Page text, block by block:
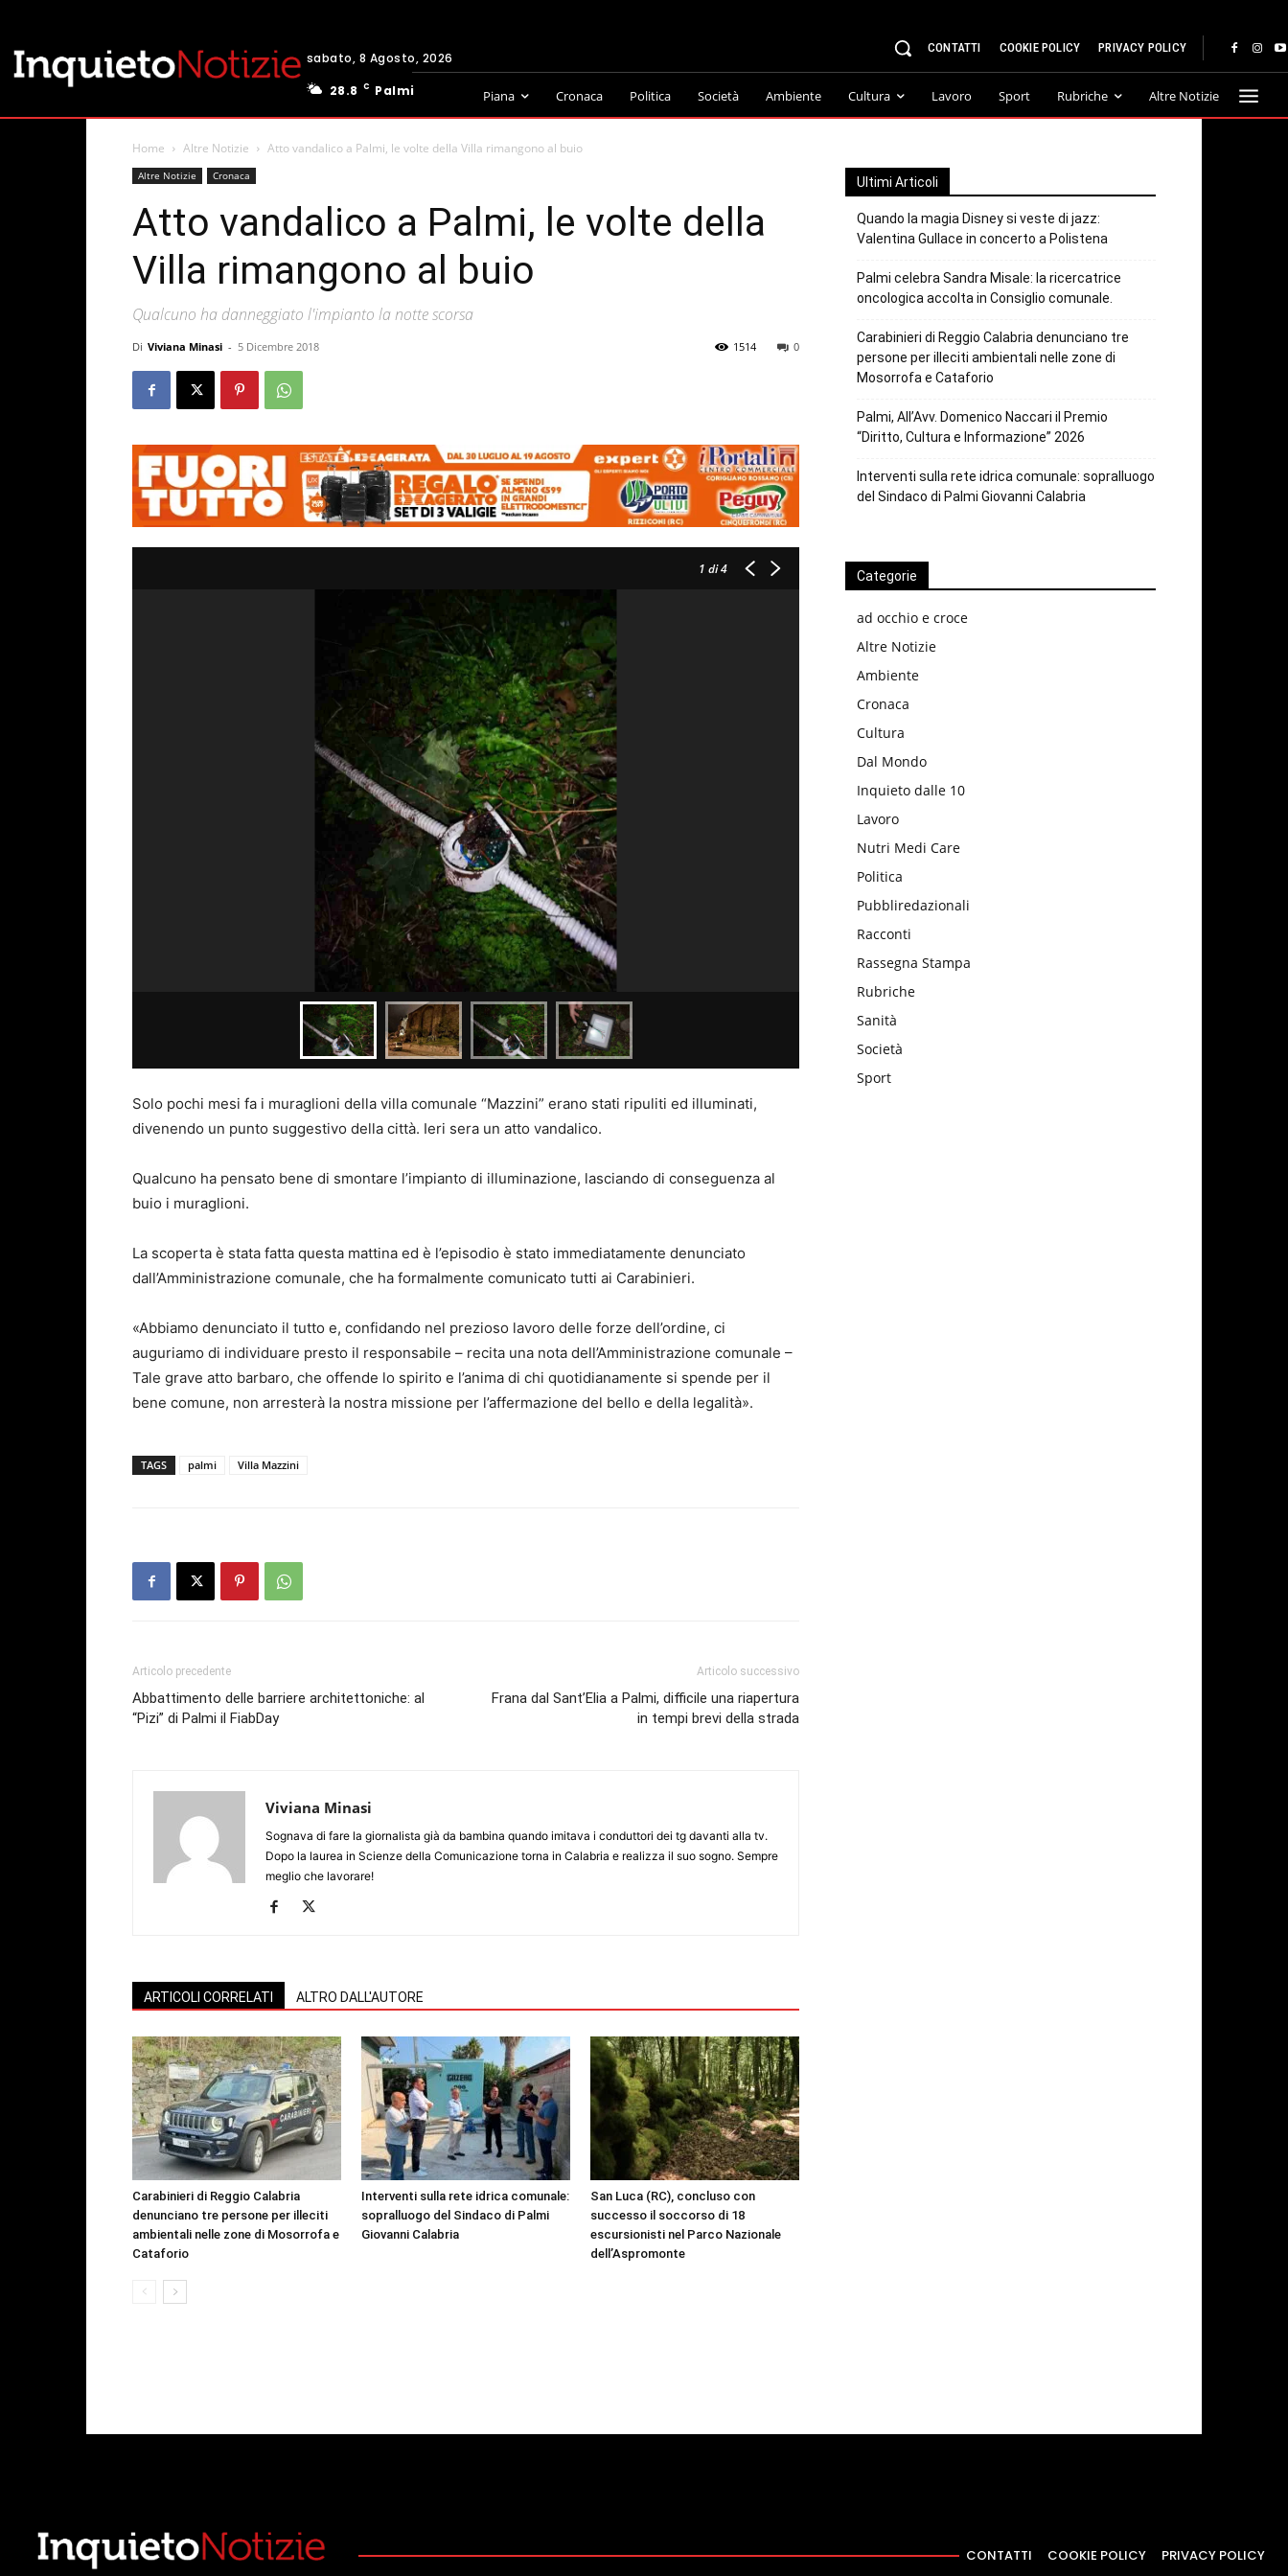
sabato, 8 Agosto, 2026
28.8
C Palmi
CONTATTI COOKIE POLICY PRIVACY POLICY
Piana Cronaca Politica Società Ambiente Cultura Lavoro Sport Rubriche Altre Notizie
Home Altre Notizie Atto vandalico a Palmi, le volte della Villa rimangono al buio
Altre Notizie Cronaca
Atto vandalico a Palmi, le volte della
Villa rimangono al buio
Qualcuno ha danneggiato l'impianto la notte scorsa
Di Viviana Minasi - 5 Dicembre 2018 0
1514
1 di 4
Solo pochi mesi fa i muraglioni della villa comunale “Mazzini” erano stati ripuliti ed illuminati,
divenendo un punto suggestivo della città. Ieri sera un atto vandalico.
Qualcuno ha pensato bene di smontare l’impianto di illuminazione, lasciando di conseguenza al
buio i muraglioni.
La scoperta è stata fatta questa mattina ed è l’episodio è stato immediatamente denunciato
dall’Amministrazione comunale, che ha formalmente comunicato tutti ai Carabinieri.
«Abbiamo denunciato il tutto e, confidando nel prezioso lavoro delle forze dell’ordine, ci
auguriamo di individuare presto il responsabile – recita una nota dell’Amministrazione comunale –
Tale grave atto barbaro, che offende lo spirito e l’anima di chi quotidianamente si spende per il
bene comune, non arresterà la nostra missione per l’affermazione del bello e della legalità».
TAGS palmi Villa Mazzini
Articolo precedente
Abbattimento delle barriere architettoniche: al
“Pizi” di Palmi il FiabDay
Articolo successivo
Frana dal Sant’Elia a Palmi, difficile una riapertura
in tempi brevi della strada
Viviana Minasi
Sognava di fare la giornalista già da bambina quando imitava i conduttori dei tg davanti alla tv.
Dopo la laurea in Scienze della Comunicazione torna in Calabria e realizza il suo sogno. Sempre
meglio che lavorare!
ARTICOLI CORRELATI ALTRO DALL'AUTORE
Carabinieri di Reggio Calabria
denunciano tre persone per illeciti
ambientali nelle zone di Mosorrofa e
Cataforio
Interventi sulla rete idrica comunale:
sopralluogo del Sindaco di Palmi
Giovanni Calabria
San Luca (RC), concluso con
successo il soccorso di 18
escursionisti nel Parco Nazionale
dell’Aspromonte
Ultimi Articoli
Quando la magia Disney si veste di jazz:
Valentina Gullace in concerto a Polistena
Palmi celebra Sandra Misale: la ricercatrice
oncologica accolta in Consiglio comunale.
Carabinieri di Reggio Calabria denunciano tre
persone per illeciti ambientali nelle zone di
Mosorrofa e Cataforio
Palmi, All’Avv. Domenico Naccari il Premio
“Diritto, Cultura e Informazione” 2026
Interventi sulla rete idrica comunale: sopralluogo
del Sindaco di Palmi Giovanni Calabria
Categorie
ad occhio e croce
Altre Notizie
Ambiente
Cronaca
Cultura
Dal Mondo
Inquieto dalle 10
Lavoro
Nutri Medi Care
Politica
Pubbliredazionali
Racconti
Rassegna Stampa
Rubriche
Sanità
Società
Sport
CONTATTI COOKIE POLICY PRIVACY POLICY